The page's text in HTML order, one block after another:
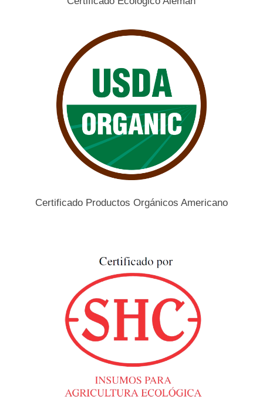
Certificado Productos Orgánicos Americano